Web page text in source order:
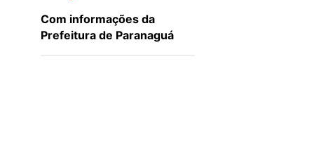
Com informações da
Prefeitura de Paranaguá